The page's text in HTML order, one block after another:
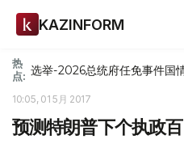
KAZINFORM
热
点: 选举-2026总统府任免事件国
10:05, 01 5月 2017
预测特朗普下个执政